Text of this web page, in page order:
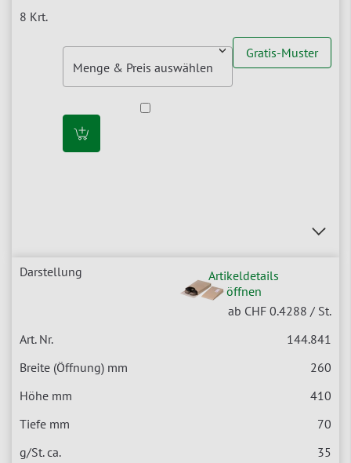
Gratis-Muster
Artikeldetails
öffnen
ab CHF 0.4288 / St.
144.841
260
410
70
35